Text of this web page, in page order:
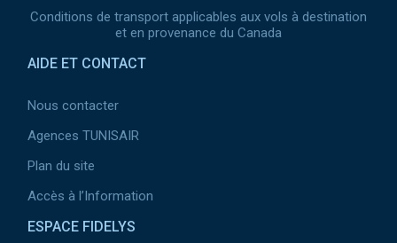
Conditions de transport applicables aux vols à destination
et en provenance du Canada
AIDE ET CONTACT
Nous contacter
Agences TUNISAIR
Plan du site
Accès à l’Information
ESPACE FIDELYS